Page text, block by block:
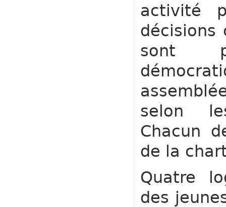
activité
décisions
sont
selon
Chacun
de l a
Quatre
des